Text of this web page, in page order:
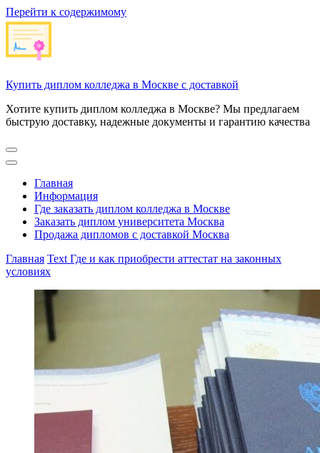
Перейти к содержимому
Купить диплом колледжа в Москве с доставкой
Хотите купить диплом колледжа в Москве? Мы предлагаем
быструю доставку, надежные документы и гарантию качества
Главная
Информация
Где заказать диплом колледжа в Москве
Заказать диплом университета Москва
Продажа дипломов с доставкой Москва
Главная Text Где и как приобрести аттестат на законных
условиях